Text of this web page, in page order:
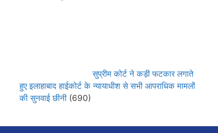
सुप्रीम कोर्ट ने कड़ी फटकार लगाते
हुए इलाहाबाद हाईकोर्ट के न्यायाधीश से सभी आपराधिक मामलों
की सुनवाई छीनी (690)